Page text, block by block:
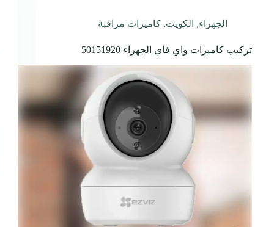
الجهراء, الكويت,كاميرات مراقبة
تركيب كاميرات واي فاي الجهراء 50151920